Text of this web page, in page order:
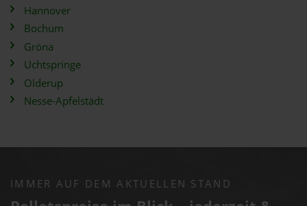
Hannover
Bochum
Gröna
Uchtspringe
Olderup
Nesse-Apfelstädt
IMMER AUF DEM AKTUELLEN STAND